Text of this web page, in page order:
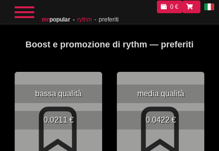
mrpopular rythm preferiti
0 €
Boost e promozione di rythm — preferiti
bassa qualità
0.0211 €
media qualità
0.0422 €